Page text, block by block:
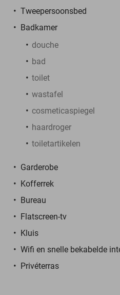
Tweepersoonsbed
Badkamer
douche
bad
toilet
wastafel
cosmeticaspiegel
haardroger
toiletartikelen
Garderobe
Kofferrek
Bureau
Flatscreen-tv
Kluis
Wifi en snelle bekabelde
Privéterras